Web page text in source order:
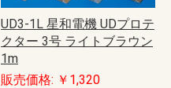
UD3-1L 星和電機 UDプロテ
クター 3号 ライトブラウン
1m
販売価格: ￥1,320